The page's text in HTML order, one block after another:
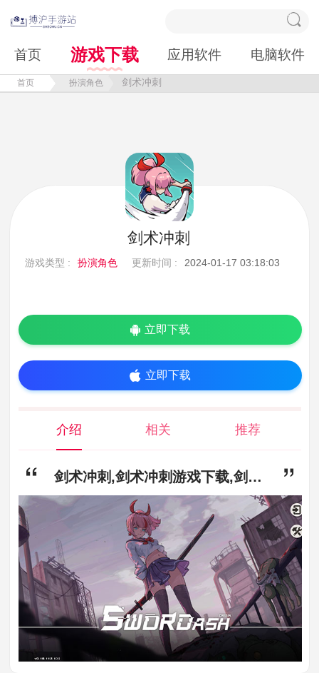
首页 游戏下载 应用软件 电脑软件
首页 扮演角色 剑术冲刺
剑术冲刺
游戏类型 : 扮演角色 更新时间 : 2024-01-17 03:18:03
立即下载
立即下载
介绍 相关 推荐
剑术冲刺,剑术冲刺游戏下载,剑术冲刺游戏最新版下载